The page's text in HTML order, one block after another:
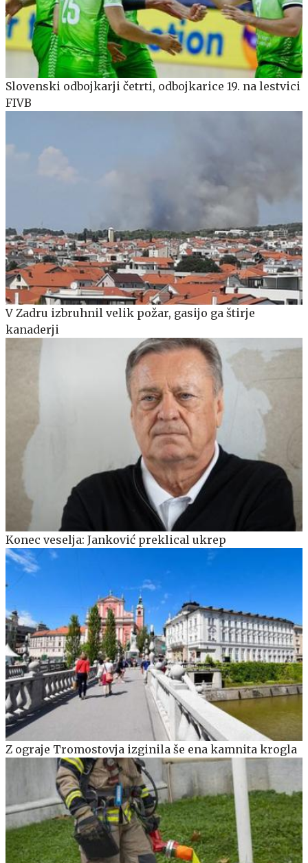
Slovenski odbojkarji četrti, odbojkarice 19. na lestvici
FIVB
V Zadru izbruhnil velik požar, gasijo ga štirje
kanaderji
Konec veselja: Janković preklical ukrep
Z ograje Tromostovja izginila še ena kamnita krogla